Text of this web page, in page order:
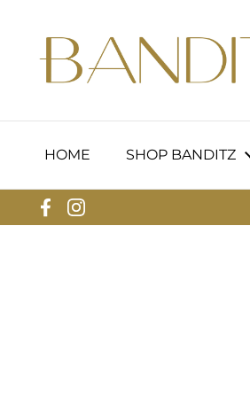
HOME SHOP BANDITZ
Facebook
Instagram